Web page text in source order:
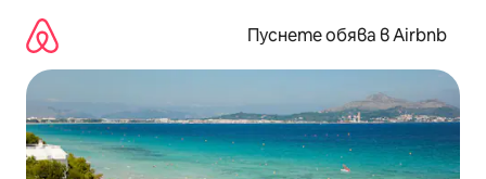
съдържанието
Пуснете обява в Airbnb